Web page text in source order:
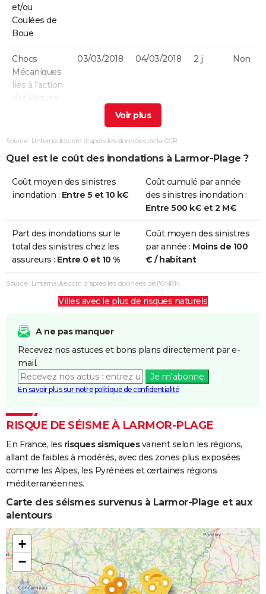
et/ou
Coulées de
Boue
Chocs
Mécaniques
liés à l'action
des Vagues
03/03/2018 04/03/2018 2 j Non
Mécaniques
des Vagues
23/12/2013 07/01/2014
Chocs
Mécaniques
10/03/2008 10/03/2008 1 j Oui
Inondations
et/ou
Coulées de
27/10/2004 28/10/2004 2 j Non
Mécaniques
Inondations
et/ou
Boue
25/12/1999 29/12/1999 5 j
Inondations
et/ou
Coulées de
Boue
17/01/1995 31/01/1995 15 j Oui
Inondations
Coulées de
Boue
Source : Linternaute.com d'après les données de la CCR
Quel est le coût des inondations à Larmor-Plage ?
Coût moyen des sinistres
inondation : Entre 5 et 10 k€
Coût cumulé par année
des sinistres inondation :
Entre 500 k€ et 2 M€
Part des inondations sur le
total des sinistres chez les
assureurs : Entre 0 et 10 %
Coût moyen des sinistres
par année : Moins de 100
€ / habitant
Source : Linternaute.com d'après les données de l'ONRN
Villes avec le plus de risques naturels
A ne pas manquer
Recevez nos astuces et bons plans directement par e-
mail.
Je m'abonne
En savoir plus sur notre politique de confidentialité
RISQUE DE SÉISME À LARMOR-PLAGE
En France, les risques sismiquesvarient selon les régions,
allant de faibles à modérés, avec des zones plus exposées
comme les Alpes, les Pyrénées et certaines régions
méditerranéennes.
Carte des séismes survenus à Larmor-Plage et aux
alentours
+
−